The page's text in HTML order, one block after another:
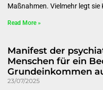
Maßnahmen. Vielmehr legt sie
Read More »
Manifest der
Menschen für ein
Grundeinkommen
23/07/2025